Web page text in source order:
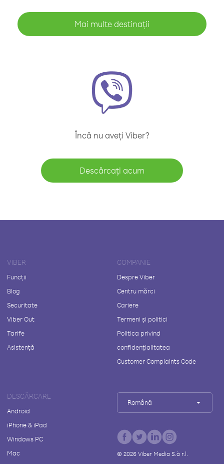
Mai multe destinații
Încă nu aveți Viber?
Descărcați acum
VIBER
Funcții
Blog
Securitate
Viber Out
Tarife
Asistență
COMPANIE
Despre Viber
Centru mărci
Cariere
Termeni și politici
Politica privind
confidențialitatea
Customer Complaints Code
DESCĂRCARE
Android
iPhone & iPad
Windows PC
Mac
Română
© 2026Viber Media S.à r.l.